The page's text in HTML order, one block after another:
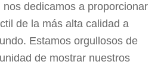
dedicamos a proporcionar
de la más alta calidad a
Estamos orgullosos de
de mostrar nuestros